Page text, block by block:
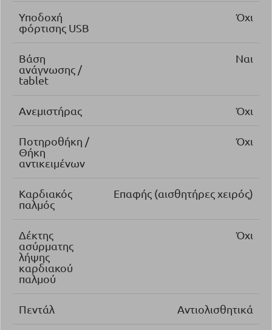
Υποδοχή
φόρτισης USB
Όχι
Βάση
ανάγνωσης /
tablet
Ναι
Ανεμιστήρας Όχι
Ποτηροθήκη /
Θήκη
αντικειμένων
Όχι
Καρδιακός
παλμός
Επαφής (αισθητήρες χειρός)
Δέκτης
ασύρματης
λήψης
καρδιακού
παλμού
Όχι
Πεντάλ Αντιολισθητικά